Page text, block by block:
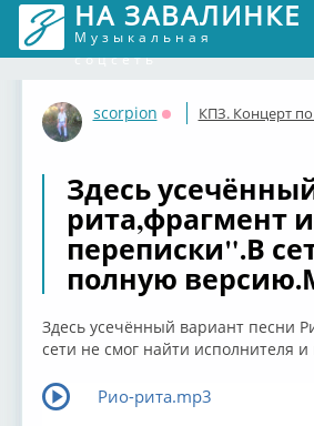
НА ЗАВАЛИНКЕ
Музыкальная
соцсеть
scorpion
Оффлайн
КПЗ. Концерт
Здесь
рита,фрагмент
переписки".В
полную
Здесь усечённый вариант песни
сети не смог найти
Рио-рита.mp3